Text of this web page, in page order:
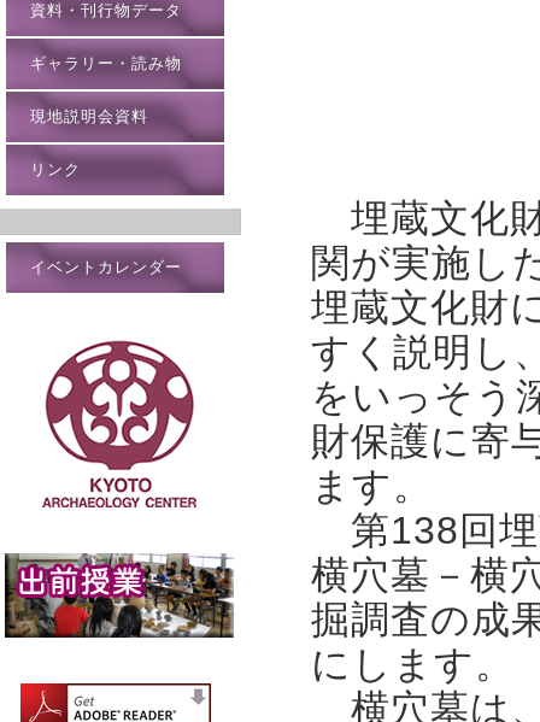
埋蔵文化
関が実施し
埋蔵文化財
すく説明し
をいっそう
財保護に寄
ます。
第138回埋
横穴墓－横
掘調査の成
にします。
横穴墓は
資料・刊行物データ
ギャラリー・読み物
現地説明会資料
リンク
イベントカレンダー